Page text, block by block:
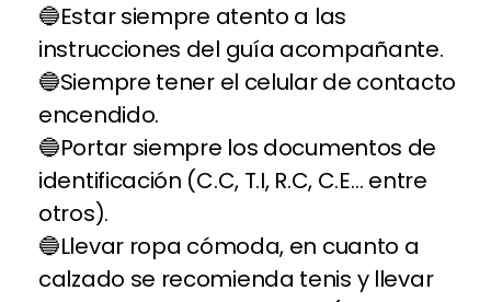
Estar siempre atento a las
instrucciones del guía acompañante.
Siempre tener el celular de contacto
encendido.
Portar siempre los documentos de
identificación (C.C, T.I, R.C, C.E… entre
otros).
Llevar ropa cómoda, en cuanto a
calzado se recomienda tenis y llevar